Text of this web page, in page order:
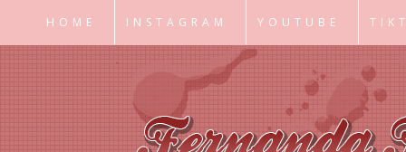
HOME INSTAGRAM YOUTUBE